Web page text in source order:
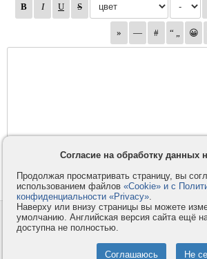
Контакты
Компания
Согласие на обработку данных
Продолжая просматривать страницу, вы
использованием файлов «Cookie» и с
конфиденциальности «Privacy».
Наверху или внизу страницы вы можете
умолчанию. Английская версия сайта ещё
доступна не полностью.